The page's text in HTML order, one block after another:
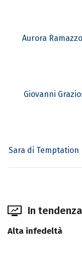
Aurora
Giovanni
Sara di Temptation
In tendenza
Alta infedeltà